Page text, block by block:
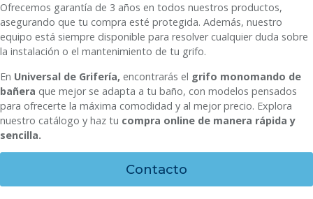
Ofrecemos garantía de 3 años en todos nuestros productos,
asegurando que tu compra esté protegida. Además, nuestro
equipo está siempre disponible para resolver cualquier duda sobre
la instalación o el mantenimiento de tu grifo.
En Universal de Grifería, encontrarás el grifo monomando de
bañera que mejor se adapta a tu baño, con modelos pensados
para ofrecerte la máxima comodidad y al mejor precio. Explora
nuestro catálogo y haz tu compra online de manera rápida y
sencilla.
Contacto